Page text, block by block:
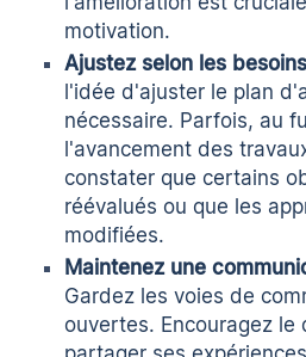
motivation.
Ajustez selon les
l'idée d'ajuster le plan
nécessaire. Parfois, au
l'avancement des
constater que certains
réévalués ou que les
modifiées.
Maintenez une
Gardez les voies de
ouvertes. Encouragez le